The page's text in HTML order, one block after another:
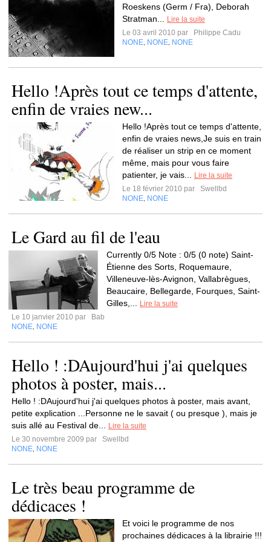
Roeskens (Germ / Fra), Deborah
Stratman...
Lire la suite
Le 03 avril 2010 par
Philippe Cadu
NONE NONE NONE
Hello !Après tout ce temps d'attente,
enfin de vraies new...
Hello !Après tout ce temps d'attente,
enfin de vraies news,Je suis en train
de réaliser un strip en ce moment
même, mais pour vous faire
patienter, je vais...
Lire la suite
Le 18 février 2010 par
Swellbd
NONE NONE
Le Gard au fil de l'eau
Currently 0/5 Note : 0/5 (0 note) Saint-
Étienne des Sorts, Roquemaure,
Villeneuve-lès-Avignon, Vallabrègues,
Beaucaire, Bellegarde, Fourques, Saint-
Gilles,...
Lire la suite
Le 10 janvier 2010 par
Bab
NONE NONE
Hello ! :DAujourd'hui j'ai quelques
photos à poster, mais...
Hello ! :DAujourd'hui j'ai quelques photos à poster, mais avant,
petite explication ...Personne ne le savait ( ou presque ), mais je
suis allé au Festival de...
Lire la suite
Le 30 novembre 2009 par
Swellbd
NONE NONE
Le très beau programme de
dédicaces !
Et voici le programme de nos
prochaines dédicaces à la librairie !!!